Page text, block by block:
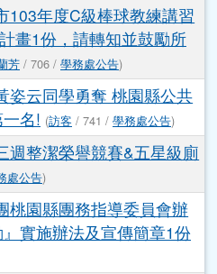
灣交響樂團「2015 NTSO
2015 NTSO 青少年管樂
/ 666 /學務處公告)
103年度C級棒球教練講習
畫1份，請轉知並鼓勵所
芳/ 706 /學務處公告)
姿云同學勇奪 桃園縣公共
名! (訪客/ 741 /學務處公告)
週整潔榮譽競賽&五星級廁